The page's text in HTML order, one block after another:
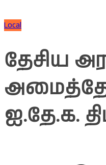
Local
தேசிய
ஐ.தே.க.